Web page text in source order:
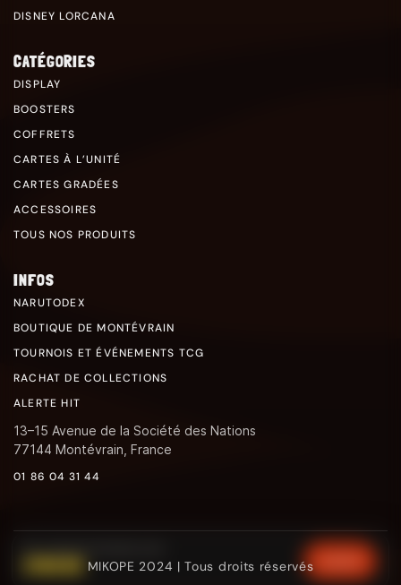
DISNEY LORCANA
CATÉGORIES
DISPLAY
BOOSTERS
COFFRETS
CARTES À L’UNITÉ
CARTES GRADÉES
ACCESSOIRES
TOUS NOS PRODUITS
INFOS
NARUTODEX
BOUTIQUE DE MONTÉVRAIN
TOURNOIS ET ÉVÉNEMENTS TCG
RACHAT DE COLLECTIONS
ALERTE HIT
13–15 Avenue de la Société des Nations
77144 Montévrain, France
01 86 04 31 44
MIKOPE 2024 | Tous droits réservés